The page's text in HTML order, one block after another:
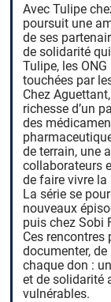
Avec Tulipe
poursuit une
de ses
de solidarité
Tulipe, les
touchées par
Chez
richesse d’un
des
de terrain, une
collaborateurs
de faire vivre
La série se
nouveaux
puis chez Sobi
Ces rencontres
documenter, de
chaque don :
et de solidarité
vulnérables.